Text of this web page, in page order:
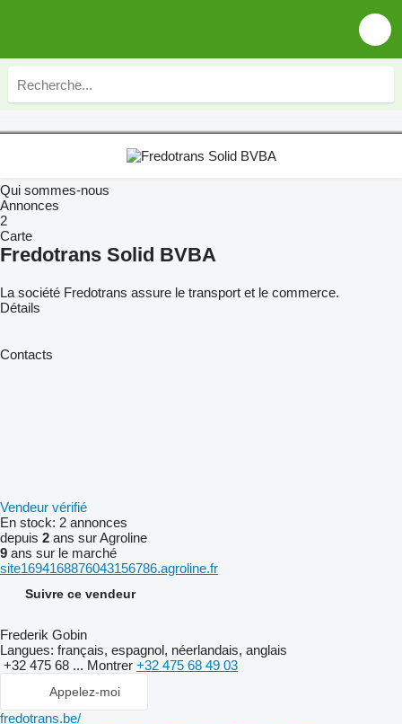
Qui sommes-nous
Annonces
2
Carte
Fredotrans Solid BVBA
La société Fredotrans assure le transport et le commerce.
Détails
Contacts
Vendeur vérifié
En stock: 2 annonces
depuis 2 ans sur Agroline
9 ans sur le marché
site1694168876043156786.agroline.fr
Suivre ce vendeur
Frederik Gobin
Langues: français, espagnol, néerlandais, anglais
+32 475 68 ... Montrer +32 475 68 49 03
Appelez-moi
fredotrans.be/